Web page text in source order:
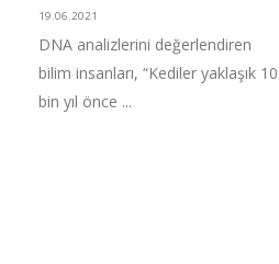
19.06.2021
DNA analizlerini değerlendiren
bilim insanları, “Kediler yaklaşık 10
bin yıl önce ...